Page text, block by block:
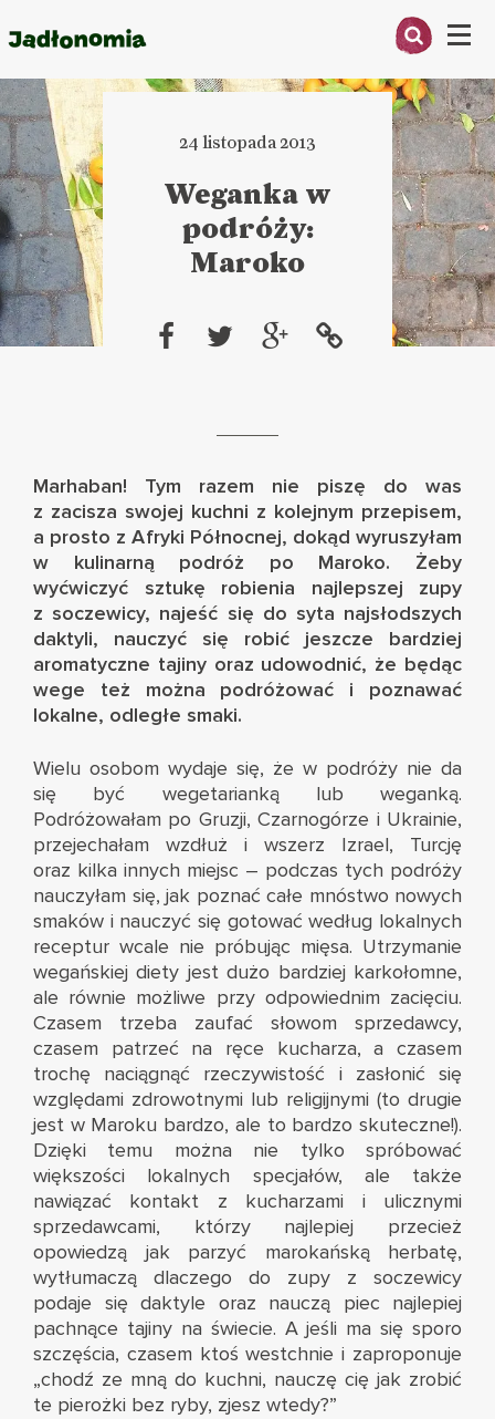
Menu
ARTYKUŁY
KSIĄŻKI
KONTAKT
24 listopada 2013
Weganka w
podróży:
Maroko
Marhaban! Tym razem nie piszę do was
z zacisza swojej kuchni z kolejnym przepisem,
a prosto z Afryki Północnej, dokąd wyruszyłam
w kulinarną podróż po Maroko. Żeby
wyćwiczyć sztukę robienia najlepszej zupy
z soczewicy, najeść się do syta najsłodszych
daktyli, nauczyć się robić jeszcze bardziej
aromatyczne tajiny oraz udowodnić, że będąc
wege też można podróżować i poznawać
lokalne, odległe smaki.
Wielu osobom wydaje się, że w podróży nie da
się być wegetarianką lub weganką.
Podróżowałam po Gruzji, Czarnogórze i Ukrainie,
przejechałam wzdłuż i wszerz Izrael, Turcję
oraz kilka innych miejsc – podczas tych podróży
nauczyłam się, jak poznać całe mnóstwo nowych
smaków i nauczyć się gotować według lokalnych
receptur wcale nie próbując mięsa. Utrzymanie
wegańskiej diety jest dużo bardziej karkołomne,
ale równie możliwe przy odpowiednim zacięciu.
Czasem trzeba zaufać słowom sprzedawcy,
czasem patrzeć na ręce kucharza, a czasem
trochę naciągnąć rzeczywistość i zasłonić się
względami zdrowotnymi lub religijnymi (to drugie
jest w Maroku bardzo, ale to bardzo skuteczne!).
Dzięki temu można nie tylko spróbować
większości lokalnych specjałów, ale także
nawiązać kontakt z kucharzami i ulicznymi
sprzedawcami, którzy najlepiej przecież
opowiedzą jak parzyć marokańską herbatę,
wytłumaczą dlaczego do zupy z soczewicy
podaje się daktyle oraz nauczą piec najlepiej
pachnące tajiny na świecie. A jeśli ma się sporo
szczęścia, czasem ktoś westchnie i zaproponuje
„chodź ze mną do kuchni, nauczę cię jak zrobić
te pierożki bez ryby, zjesz wtedy?”